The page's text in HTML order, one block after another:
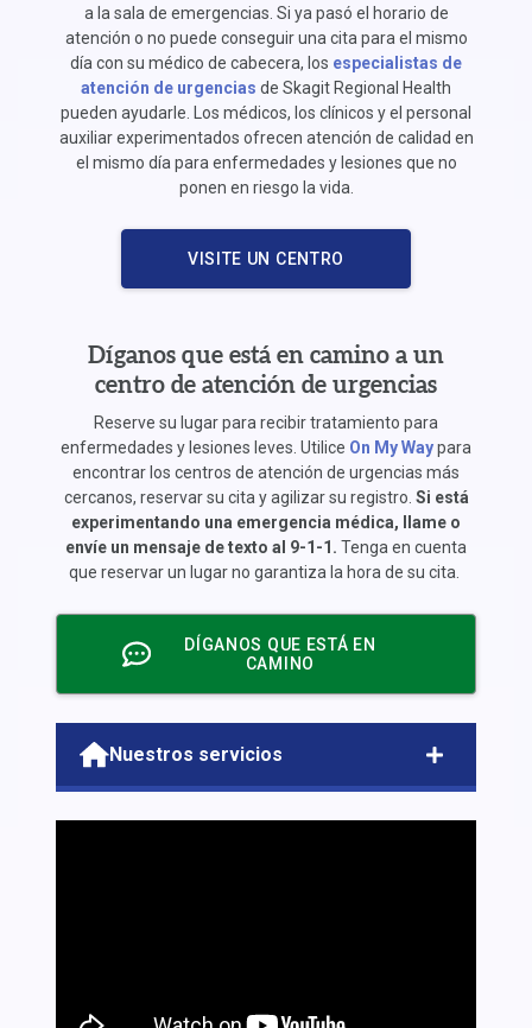
a la sala de emergencias. Si ya pasó el horario de
atención o no puede conseguir una cita para el mismo
día con su médico de cabecera, los especialistas de
atención de urgencias de Skagit Regional Health
pueden ayudarle. Los médicos, los clínicos y el personal
auxiliar experimentados ofrecen atención de calidad en
el mismo día para enfermedades y lesiones que no
ponen en riesgo la vida.
VISITE UN CENTRO
Díganos que está en camino a un
centro de atención de urgencias
Reserve su lugar para recibir tratamiento para
enfermedades y lesiones leves. Utilice On My Waypara
encontrar los centros de atención de urgencias más
cercanos, reservar su cita y agilizar su registro. Si está
experimentando una emergencia médica, llame o
envíe un mensaje de texto al 9-1-1. Tenga en cuenta
que reservar un lugar no garantiza la hora de su cita.
DÍGANOS QUE ESTÁ EN
CAMINO
Nuestros servicios